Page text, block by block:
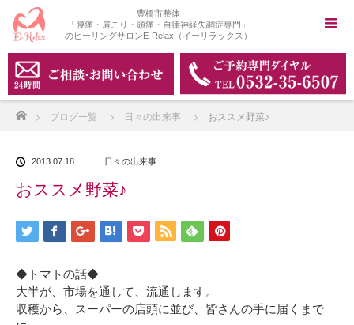
豊橋市整体
「腰痛・肩こり・頭痛・自律神経失調症専門」
のヒーリングサロンE-Relax（イーリラックス）
ブログ一覧 日々の出来事 おススメ野菜♪
2013.07.18 日々の出来事
おススメ野菜♪
◆トマトの話◆
大半が、市場を通して、流通します。
収穫から、スーパーの店頭に並び、皆さんの手に届くまで